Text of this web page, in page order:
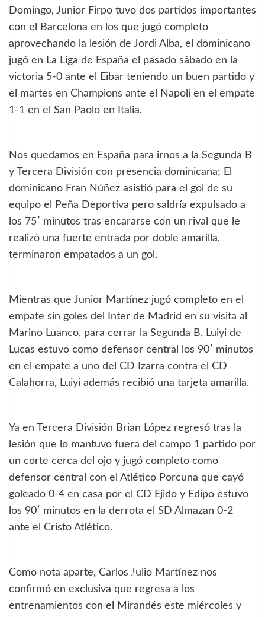
Domingo, Junior Firpo tuvo dos partidos importantes
con el Barcelona en los que jugó completo
aprovechando la lesión de Jordi Alba, el dominicano
jugó en La Liga de España el pasado sábado en la
victoria 5-0 ante el Eibar teniendo un buen partido y
el martes en Champions ante el Napoli en el empate
1-1 en el San Paolo en Italia.
Nos quedamos en España para irnos a la Segunda B
y Tercera División con presencia dominicana; El
dominicano Fran Núñez asistió para el gol de su
equipo el Peña Deportiva pero saldría expulsado a
los 75′ minutos tras encararse con un rival que le
realizó una fuerte entrada por doble amarilla,
terminaron empatados a un gol.
Mientras que Junior Martínez jugó completo en el
empate sin goles del Inter de Madrid en su visita al
Marino Luanco, para cerrar la Segunda B, Luiyi de
Lucas estuvo como defensor central los 90′ minutos
en el empate a uno del CD Izarra contra el CD
Calahorra, Luiyi además recibió una tarjeta amarilla.
Ya en Tercera División Brian López regresó tras la
lesión que lo mantuvo fuera del campo 1 partido por
un corte cerca del ojo y jugó completo como
defensor central con el Atlético Porcuna que cayó
goleado 0-4 en casa por el CD Ejido y Edipo estuvo
los 90′ minutos en la derrota el SD Almazan 0-2
ante el Cristo Atlético.
Como nota aparte, Carlos Julio Martínez nos
confirmó en exclusiva que regresa a los
entrenamientos con el Mirandés este miércoles y